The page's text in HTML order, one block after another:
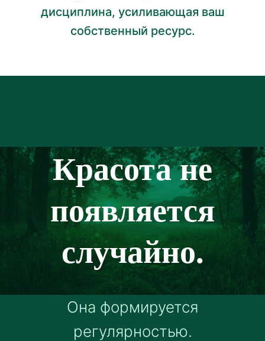
дисциплина, усиливающая ваш
собственный ресурс.
Красота не
появляется
случайно.
Она формируется
регулярностью.